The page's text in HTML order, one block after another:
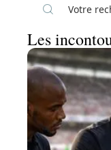
Les